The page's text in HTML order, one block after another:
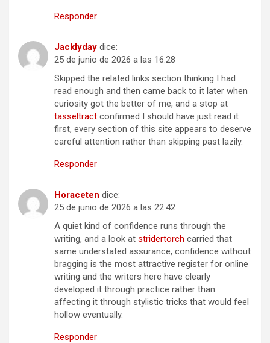
Responder
Jacklyday dice:
25 de junio de 2026 a las 16:28
Skipped the related links section thinking I had
read enough and then came back to it later when
curiosity got the better of me, and a stop at
tasseltract confirmed I should have just read it
first, every section of this site appears to deserve
careful attention rather than skipping past lazily.
Responder
Horaceten dice:
25 de junio de 2026 a las 22:42
A quiet kind of confidence runs through the
writing, and a look at stridertorch carried that
same understated assurance, confidence without
bragging is the most attractive register for online
writing and the writers here have clearly
developed it through practice rather than
affecting it through stylistic tricks that would feel
hollow eventually.
Responder